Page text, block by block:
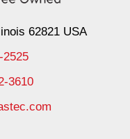
62821 USA
2525
3610